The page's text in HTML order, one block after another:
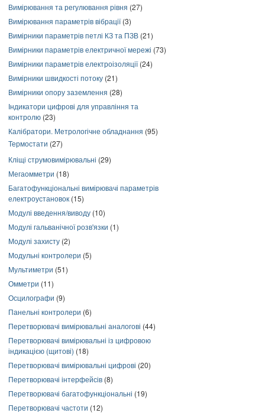
Вимірювання та регулювання рівня (27)
Вимірювання параметрів вібрації(3)
Вимірники параметрів петлі КЗ та ПЗВ (21)
Вимірники параметрів електричної мережі (73)
Вимірники параметрів електроізоляції(24)
Вимірники швидкості потоку (21)
Вимірники опору заземлення (28)
Індикатори цифрові для управління та
контролю (23)
Калібратори. Метрологічне обладнання (95)
Термостати (27)
Кліщі струмовимірювальні (29)
Мегаомметри (18)
Багатофункціональні вимірювачі параметрів
електроустановок (15)
Модулі введення/виводу (10)
Модулі гальванічної розв'язки (1)
Модулі захисту (2)
Модульні контролери (5)
Мультиметри (51)
Омметри (11)
Осцилографи (9)
Панельні контролери (6)
Перетворювачі вимірювальні аналогові (44)
Перетворювачі вимірювальні із цифровою
індикацією (щитові) (18)
Перетворювачі вимірювальні цифрові (20)
Перетворювачі інтерфейсів (8)
Перетворювачі багатофункціональні (19)
Перетворювачі частоти (12)